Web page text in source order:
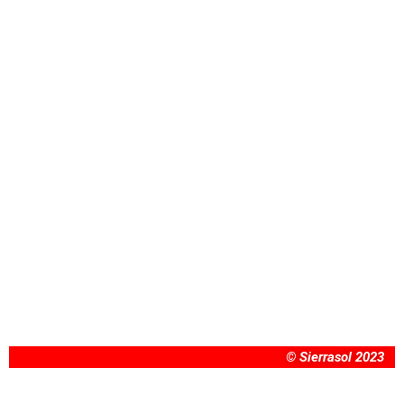
© Sierrasol 2023